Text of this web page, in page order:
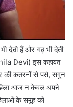
देती हैं और गढ़ भी देती
Devi) इस कहावत
की कतरनों से पर्स, सगुन
आज न केवल अपने
के समूह को